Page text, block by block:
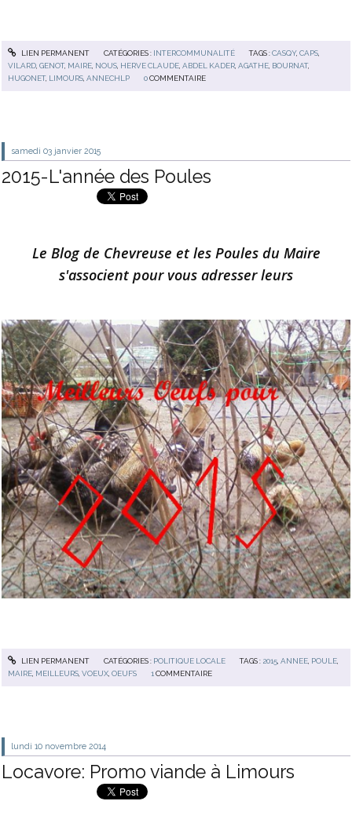
LIEN PERMANENT CATÉGORIES : INTERCOMMUNALITÉ TAGS :CASQY,CAPS
VILARD ,GENOT, MAIRE NOUS HERVE CLAUDE ,ABDEL KADER ,AGATHE BOURNAT,
HUGONET, LIMOURS ,ANNECHLP 0 COMMENTAIRE
samedi 03 janvier 2015
2015-L'année des Poules
Le Blog de Chevreuse et les Poules du Maire
s'associent pour vous adresser leurs
LIEN PERMANENT CATÉGORIES : POLITIQUE LOCALE TAGS : 2015 ,ANNEE POULE
MAIRE MEILLEURS ,VOEUX ,OEUFS 1 COMMENTAIRE
lundi 10 novembre 2014
Locavore: Promo viande à Limours